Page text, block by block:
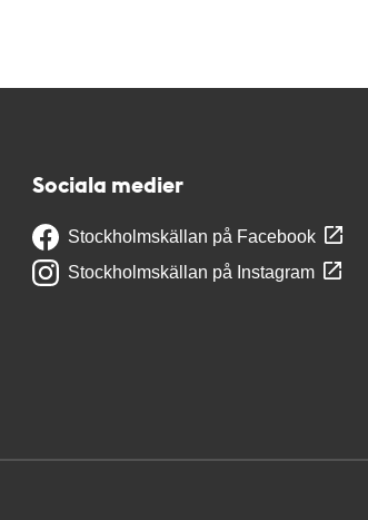
Sociala medier
Stockholmskällan på Facebook
Stockholmskällan på Instagram